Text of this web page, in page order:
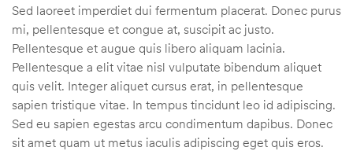
Sed laoreet imperdiet dui fermentum placerat. Donec purus
mi, pellentesque et congue at, suscipit ac justo.
Pellentesque et augue quis libero aliquam lacinia.
Pellentesque a elit vitae nisl vulputate bibendum aliquet
quis velit. Integer aliquet cursus erat, in pellentesque
sapien tristique vitae. In tempus tincidunt leo id adipiscing.
Sed eu sapien egestas arcu condimentum dapibus. Donec
sit amet quam ut metus iaculis adipiscing eget quis eros.